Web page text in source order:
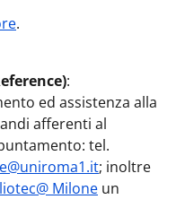
.
:
ed assistenza alla
afferenti al
tel.
; inoltre
Milone un